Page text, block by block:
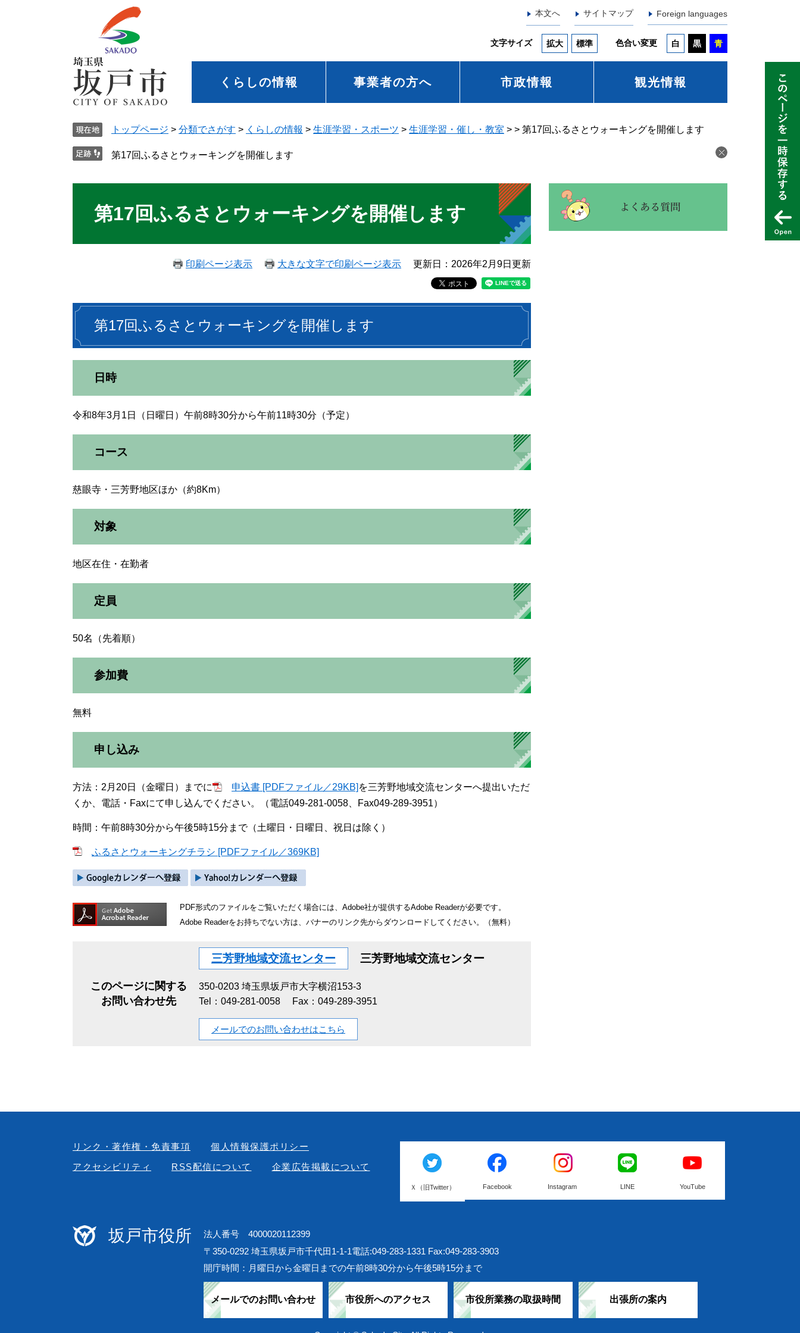
本文へ サイトマップ Foreign languages
文字サイズ 拡大 標準 色合い変更 白 黒 青
くらしの情報 事業者の方へ 市政情報 観光情報
トップページ > 分類でさがす > くらしの情報 > 生涯学習・スポーツ > 生涯学習・催し・教室 > > 第17回ふるさとウォーキングを開催します
第17回ふるさとウォーキングを開催します
第17回ふるさとウォーキングを開催します
印刷ページ表示 大きな文字で印刷ページ表示 更新日：2026年2月9日更新
第17回ふるさとウォーキングを開催します
日時
令和8年3月1日（日曜日）午前8時30分から午前11時30分（予定）
コース
慈眼寺・三芳野地区ほか（約8Km）
対象
地区在住・在勤者
定員
50名（先着順）
参加費
無料
申し込み
方法：2月20日（金曜日）までに 申込書 [PDFファイル／29KB] を三芳野地域交流センターへ提出いただ
くか、電話・Faxにて申し込んでください。（電話049-281-0058、Fax049-289-3951）
時間：午前8時30分から午後5時15分まで（土曜日・日曜日、祝日は除く）
ふるさとウォーキングチラシ [PDFファイル／369KB]
PDF形式のファイルをご覧いただく場合には、Adobe社が提供するAdobe Readerが必要です。
Adobe Readerをお持ちでない方は、バナーのリンク先からダウンロードしてください。（無料）
このページに関する
お問い合わせ先
三芳野地域交流センター 三芳野地域交流センター
350-0203 埼玉県坂戸市大字横沼153-3
Tel：049-281-0058
Fax：049-289-3951
メールでのお問い合わせはこちら
リンク・著作権・免責事項
個人情報保護ポリシー
アクセシビリティ
RSS配信について 企業広告掲載について
Ｘ（旧Twitter） Facebook Instagram LINE YouTube
坂戸市役所
法人番号 4000020112399
〒350-0292 埼玉県坂戸市千代田1-1-1電話:049-283-1331 Fax:049-283-3903
開庁時間：月曜日から金曜日までの午前8時30分から午後5時15分まで
メールでのお問い合わせ 市役所へのアクセス 市役所業務の取扱時間 出張所の案内